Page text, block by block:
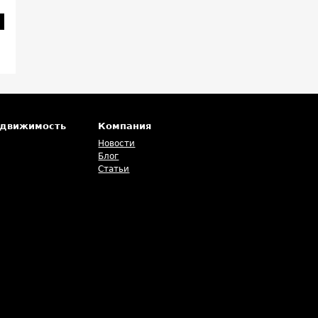
Компания
Новости
Блог
Статьи